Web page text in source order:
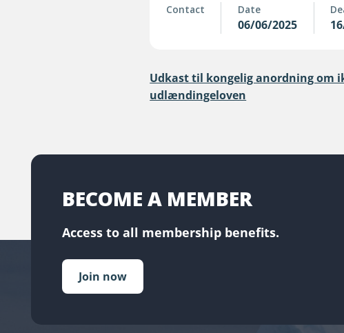
Contact Date
06/06/2025
Udkast til kongelig anordning om
udlændingeloven
BECOME A MEMBER
Access to all membership benefits.
Join now